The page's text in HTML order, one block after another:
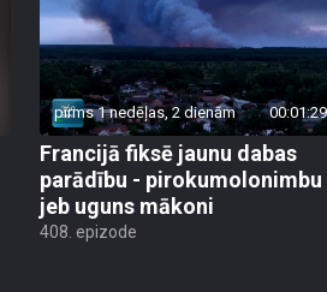
pirms 1 nedēļas, 2 dienām 00:01:29
Francijā fiksē jaunu dabas
parādību - pirokumolonimbu
jeb uguns mākoni
408. epizode